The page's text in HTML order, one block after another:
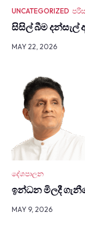
UNCATEGORIZED
සිසිල් බීම දන්සැල්
MAY 22, 2026
දේශපාලන
ඉන්ධන මිලදී
MAY 9, 2026